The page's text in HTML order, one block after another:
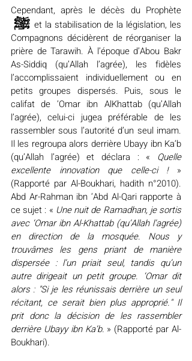
Cependant, après le décès du Prophète
ﷺ et la stabilisation de la législation, les
Compagnons décidèrent de réorganiser la
prière de Tarawih. À l’époque d’Abou Bakr
As-Siddiq (qu’Allah l’agrée), les fidèles
l’accomplissaient individuellement ou en
petits groupes dispersés. Puis, sous le
califat de ‘Omar ibn AlKhattab (qu’Allah
l’agrée), celui-ci jugea préférable de les
rassembler sous l’autorité d’un seul imam.
Il les regroupa alors derrière Ubayy ibn Ka‘b
(qu’Allah l’agrée) et déclara : « Quelle
excellente innovation que celle-ci ! »
(Rapporté par Al-Boukhari, hadith n°2010).
Abd Ar-Rahman ibn ‘Abd Al-Qari rapporte à
ce sujet : « Une nuit de Ramadhan, je sortis
avec ‘Omar ibn Al-Khattab (qu’Allah l’agrée)
en direction de la mosquée. Nous y
trouvâmes les gens priant de manière
dispersée : l’un priait seul, tandis qu’un
autre dirigeait un petit groupe. ‘Omar dit
alors : "Si je les réunissais derrière un seul
récitant, ce serait bien plus approprié." Il
prit donc la décision de les rassembler
derrière Ubayy ibn Ka‘b. » (Rapporté par Al-
Boukhari).